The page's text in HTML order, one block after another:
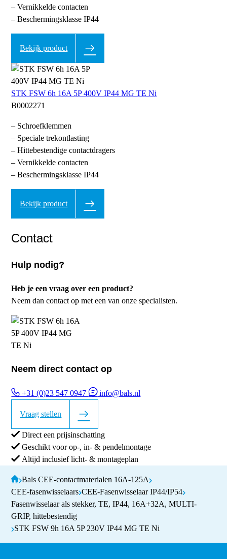
– Vernikkelde contacten
– Beschermingsklasse IP44
Bekijk product
STK FSW 6h 16A 5P 400V IP44 MG TE Ni
B0002271
– Schroefklemmen
– Speciale trekontlasting
– Hittebestendige contactdragers
– Vernikkelde contacten
– Beschermingsklasse IP44
Bekijk product
Contact
Hulp nodig?
Heb je een vraag over een product?
Neem dan contact op met een van onze specialisten.
Neem direct contact op
+31 (0)23 547 0947 info@bals.nl
Vraag stellen
Direct een prijsinschatting
Geschikt voor op-, in- & pendelmontage
Altijd inclusief licht- & montageplan
Bals CEE-contactmaterialen 16A-125A
CEE-fasenwisselaars CEE-Fasenwisselaar IP44/IP54
Fasenwisselaar als stekker, TE, IP44, 16A+32A, MULTI-
GRIP, hittebestendig
STK FSW 9h 16A 5P 230V IP44 MG TE Ni